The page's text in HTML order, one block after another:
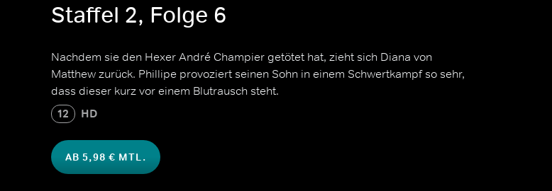
Staffel 2, Folge 6
Nachdem sie den Hexer André Champier getötet hat, zieht sich Diana von
Matthew zurück. Phillipe provoziert seinen Sohn in einem Schwertkampf so sehr,
dass dieser kurz vor einem Blutrausch steht.
12 HD
AB 5,98 € MTL.